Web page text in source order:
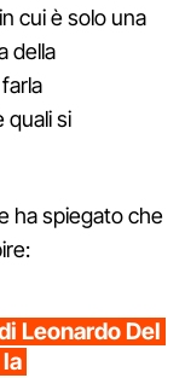
cui è solo una
della
quali si
ha spiegato che
Leonardo Del